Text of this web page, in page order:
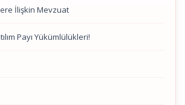
İlişkin Mevzuat
Payı Yükümlülükleri!